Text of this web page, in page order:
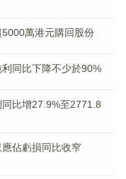
萬港元購回股份
同比下降不少於90%
比增27.9%至2771.8
佔虧損同比收窄